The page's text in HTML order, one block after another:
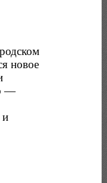
новое
—
и